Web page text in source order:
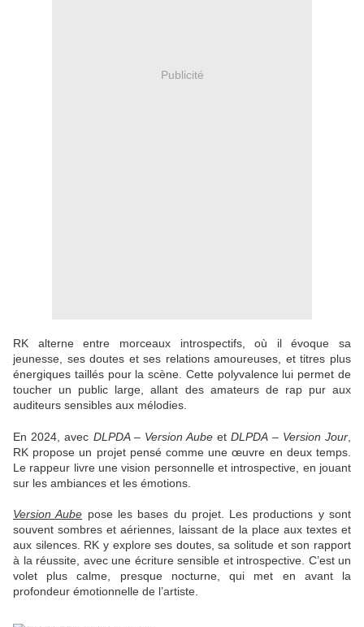
Publicité
RK alterne entre morceaux introspectifs, où il évoque sa
jeunesse, ses doutes et ses relations amoureuses, et titres plus
énergiques taillés pour la scène. Cette polyvalence lui permet de
toucher un public large, allant des amateurs de rap pur aux
auditeurs sensibles aux mélodies.
En 2024, avec DLPDA – Version Aube etDLPDA – Version Jour
RK propose un projet pensé comme une œuvre en deux temps.
Le rappeur livre une vision personnelle et introspective, en jouant
sur les ambiances et les émotions.
Version Aube pose les bases du projet. Les productions y sont
souvent sombres et aériennes, laissant de la place aux textes et
aux silences. RK y explore ses doutes, sa solitude et son rapport
à la réussite, avec une écriture sensible et introspective. C’est un
volet plus calme, presque nocturne, qui met en avant la
profondeur émotionnelle de l’artiste.